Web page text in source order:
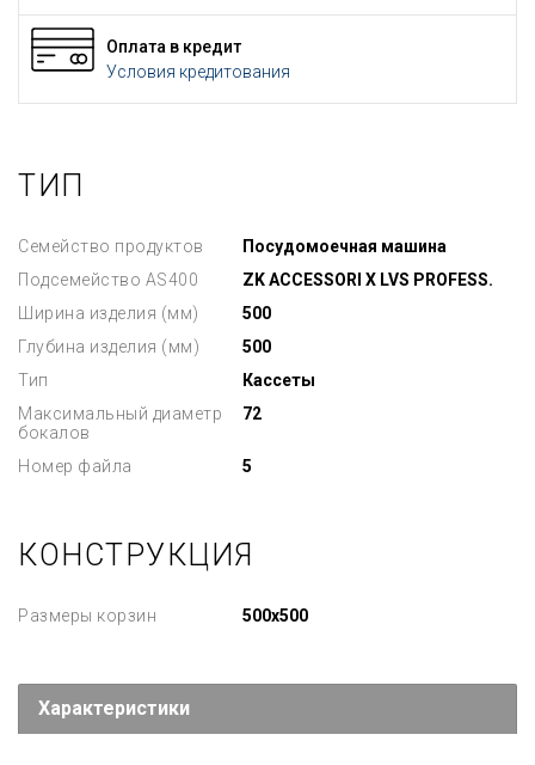
Оплата в кредит
Условия кредитования
ТИП
Семейство продуктов
Посудомоечная машина
Подсемейство AS400
ZK ACCESSORI X LVS PROFESS.
Ширина изделия (мм)
500
Глубина изделия (мм)
500
Тип
Кассеты
Максимальный диаметр
бокалов
72
Номер файла 5
КОНСТРУКЦИЯ
Размеры корзин 500x500
Характеристики